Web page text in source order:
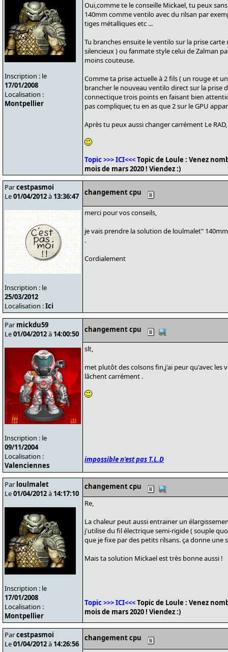
Inscription : le
17/01/2008
Localisation :
Montpellier
Oui,comme te le conseille Mickael, tu peux
140mm comme ventilo avec du rilsan par
tiges métalliques etc ...
Tu branches ensuite le ventilo sur la prise
silencieux ) ou fanmate style celui de Zalman
moins couteuse.
Comme ta prise actuelle à 2 fils ( un rouge et
brancher le nouveau ventilo direct sur la prise
connectique trois points en faisant bien
pas compliquer, tu en as que 2 sur le GPU
Après tu peux aussi changer carrément Le
Topic >>> ICI<<<Topic de Loule : Venez
mois de mars 2020 ! Viendez :)
Parcestpasmoi
Le01/04/2012à 13:36:47
Inscription : le
25/03/2012
Localisation :Ici
changement cpu
merci pour vos conseils,
je vais prendre la solution de loulmalet"
.
Cordialement
Par mickdu59
Le01/04/2012à 14:00:50
Inscription : le
09/11/2004
Localisation :
Valenciennes
changement cpu
slt,
met plutôt des colsons fin,j'ai peur qu'avec les
lâchent carrément .
impossible n'est pas T.L.D
Par loulmalet
Le01/04/2012à 14:17:10
Inscription : le
17/01/2008
Localisation :
Montpellier
changement cpu
Re,
La chaleur peut aussi entrainer un
j'utilise du fil électrique semi-rigide ( souple
que je fixe par des petits rilsans. ça donne une
Mais ta solution Mickael est très bonne aussi !
Topic >>> ICI<<<Topic de Loule : Venez
mois de mars 2020 ! Viendez :)
Parcestpasmoi
Le01/04/2012à 14:26:56
changement cpu